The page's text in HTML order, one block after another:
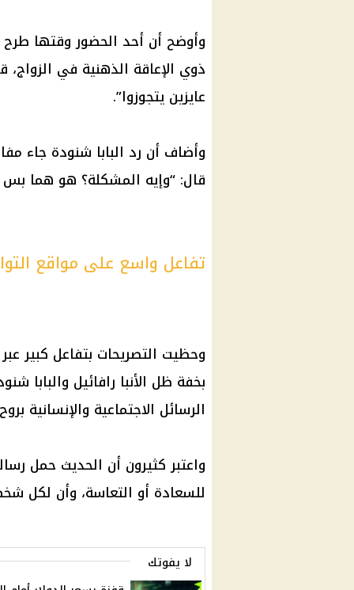
وأوضح أن أحد الحضور وقتها طرح
ذوي الإعاقة الذهنية في
عايزين يتجوزوا”.
وأضاف أن رد البابا شنودة جاء
قال: “وإيه المشكلة؟ هو هما بس
تفاعل واسع على مواقع
وحظيت التصريحات بتفاعل كبير
بخفة ظل الأنبا رافائيل والبابا
الرسائل الاجتماعية والإنسانية
واعتبر كثيرون أن الحديث حمل
للسعادة أو التعاسة، وأن لكل
لا يفوتك